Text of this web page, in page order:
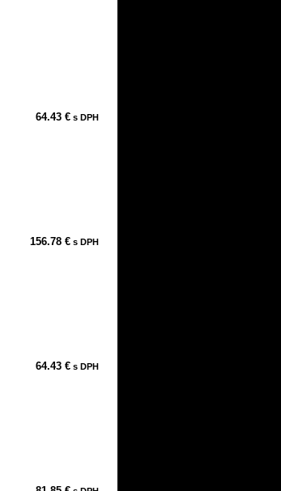
64.43 € s DPH
156.78 € s DPH
64.43 € s DPH